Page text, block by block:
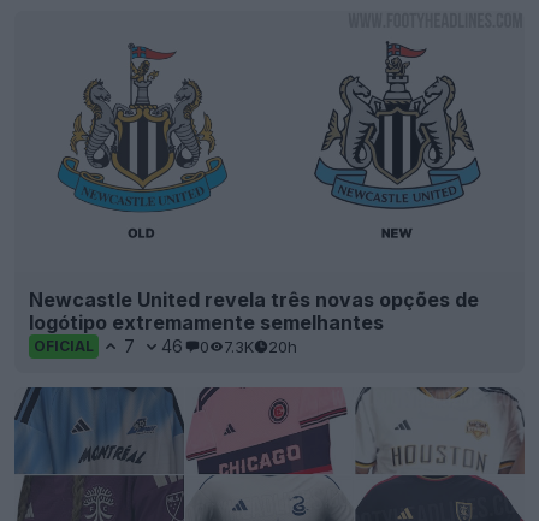
Newcastle United revela três novas opções de
logótipo extremamente semelhantes
OFICIAL 7 46 0 7.3K 20h